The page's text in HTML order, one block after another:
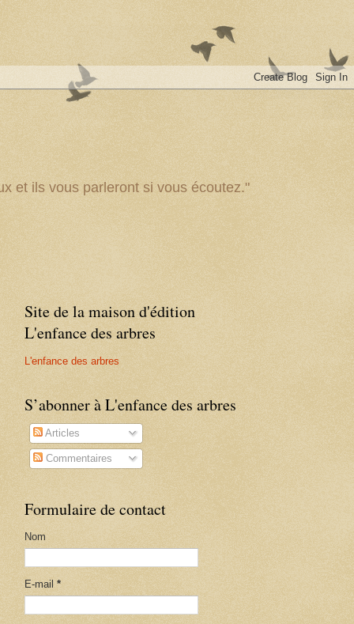
et ils vous parleront si vous écoutez."
Site de la maison d'édition
L'enfance des arbres
L'enfance des arbres
S’abonner à L'enfance des arbres
Articles
Commentaires
Formulaire de contact
Nom
E-mail *